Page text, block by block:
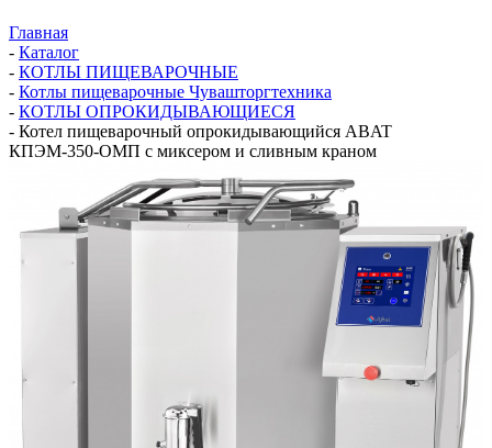
Главная
- Каталог
- КОТЛЫ ПИЩЕВАРОЧНЫЕ
- Котлы пищеварочные Чувашторгтехника
- КОТЛЫ ОПРОКИДЫВАЮЩИЕСЯ
- Котел пищеварочный опрокидывающийся ABAT
КПЭМ-350-ОМП с миксером и сливным краном